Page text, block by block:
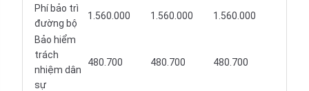
Phí bảo trì
đường bộ
1.560.000 1.560.000 1.560.000
Bảo hiểm
trách
nhiệm dân
sự
480.700 480.700 480.700